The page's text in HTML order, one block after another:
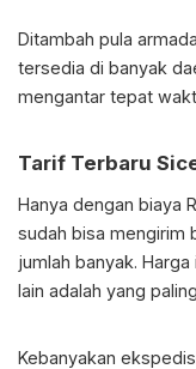
Ditambah pula
tersedia di banyak
mengantar tepat
Tarif Terbaru
Hanya dengan biaya
sudah bisa mengirim
jumlah banyak.
lain adalah yang
Kebanyakan